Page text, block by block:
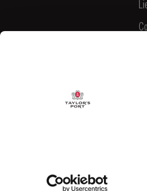
© 2026 Taylor's Port ALL